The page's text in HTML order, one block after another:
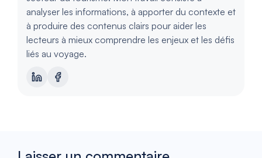
analyser les informations, à apporter du contexte et
à produire des contenus clairs pour aider les
lecteurs à mieux comprendre les enjeux et les défis
liés au voyage.